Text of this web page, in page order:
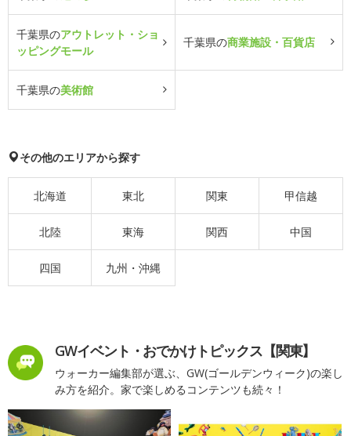
千葉県のアウトレット・ショ
ッピングモール
千葉県の商業施設・百貨店
千葉県の美術館
その他のエリアから探す
北海道 東北 関東 甲信越
北陸 東海 関西 中国
四国 九州・沖縄
GWイベント・おでかけトピックス【関東】
ウォーカー編集部が選ぶ、GW(ゴールデンウィーク)の楽し
み方を紹介。家で楽しめるコンテンツも続々！